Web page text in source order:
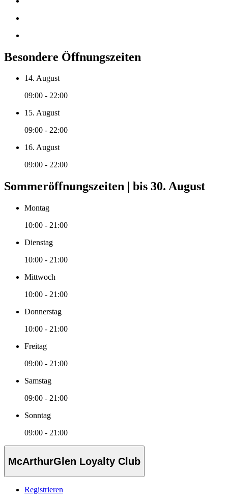
Besondere Öffnungszeiten
14. August
09:00 - 22:00
15. August
09:00 - 22:00
16. August
09:00 - 22:00
Sommeröffnungszeiten | bis 30. August
Montag
10:00 - 21:00
Dienstag
10:00 - 21:00
Mittwoch
10:00 - 21:00
Donnerstag
10:00 - 21:00
Freitag
09:00 - 21:00
Samstag
09:00 - 21:00
Sonntag
09:00 - 21:00
McArthurGlen Loyalty Club
Registrieren